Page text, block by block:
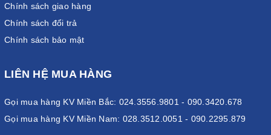
Chính sách giao hàng
Chính sách đổi trả
Chính sách bảo mật
LIÊN HỆ MUA HÀNG
Gọi mua hàng KV Miền Bắc: 024.3556.9801 - 090.3420.678
Gọi mua hàng KV Miền Nam: 028.3512.0051 - 090.2295.879